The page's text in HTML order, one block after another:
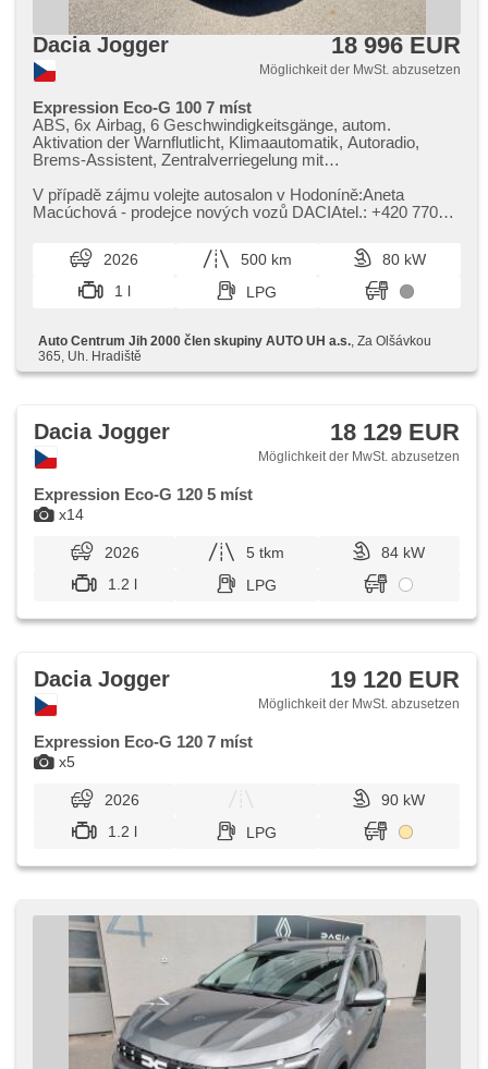
Dacia Jogger 18 996 EUR
Möglichkeit der MwSt. abzusetzen
Expression Eco-G 100 7 míst
ABS, 6x Airbag, 6 Geschwindigkeitsgänge, autom.
Aktivation der Warnflutlicht, Klimaautomatik, Autoradio,
Brems-Assistent, Zentralverriegelung mit
Beifahrerairbagdeaktivierung, Teilbare Rücksitzbank, El.
Vorderscheiben, El. Seitenscheiben, El. Spiegel, Uhr Spur,
Multifunktionslenkrad, Lenkrad einstellbar, Bordcomputer,
erfüllt 'EURO VI', Servolenkung, Vorderlichter LED,
Antriebsschlupfregelung (ASR), Scheibenwischersensor,
Lichtsensor, Reifendrucksensor, Elektronisches
Außenthermometer, beheizte Spiegel, Ausziehbare
Kopflehnen, höheneinstellbare Fahrersitz, Getönte
Scheiben, isofix, Bluetooth, Tempomat, LED denní svícení,
V případě zájmu volejte autosalon v Hodoníně:Aneta
Macúchová ​- prodejce nových vozů DACIAtel.: ​+420 770
2026 500 km
80 kW
1 l
LPG
Auto Centrum Jih 2000 člen skupiny AUTO UH a.s. , Za Olšávkou
365, Uh. Hradiště
x14
Dacia Jogger 18 129 EUR
Möglichkeit der MwSt. abzusetzen
Expression Eco-G 120 5 míst
2026 5 tkm
84 kW
1.2 l
LPG
x5
Dacia Jogger 19 120 EUR
Möglichkeit der MwSt. abzusetzen
Expression Eco-G 120 7 míst
2026
90 kW
1.2 l
LPG